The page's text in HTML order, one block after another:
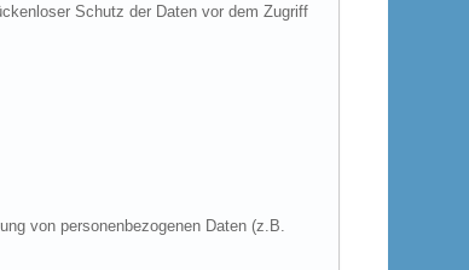
Schutz der Daten vor dem Zugriff
von personenbezogenen Daten (z.B.